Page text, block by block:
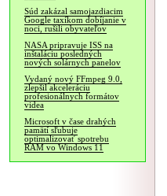
Súd zakázal samojazdiacim
Google taxíkom dobíjanie v
noci, rušili obyvateľov
NASA pripravuje ISS na
inštaláciu posledných
nových solárnych panelov
Vydaný nový FFmpeg 9.0,
zlepšil akceleráciu
profesionálnych formátov
videa
Microsoft v čase drahých
pamätí sľubuje
optimalizovať spotrebu
RAM vo Windows 11